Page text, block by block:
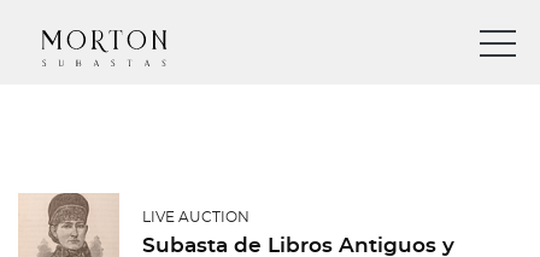
LIVE AUCTION
Subasta de Libros Antiguos y